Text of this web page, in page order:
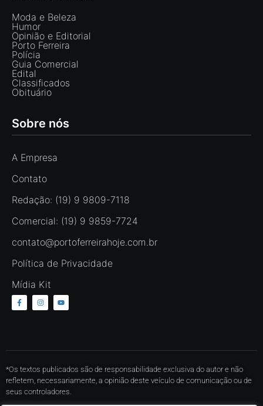
Moda e Beleza
Humor
Opinião e Editorial
Porto Ferreira
Polícia
Guia Comercial
Edital
Classificados
Obituário
Sobre nós
A Empresa
Contato
Redação: (19) 9 9809-7118
Comercial: (19) 9 9859-7724
contato@portoferreirahoje.com.br
Política de Privacidade
Mídia Kit
*Os textos publicados são de responsabilidade exclusiva do autor e não
refletem, necessariamente, a opinião deste veículo de comunicação ou de
seus controladores.